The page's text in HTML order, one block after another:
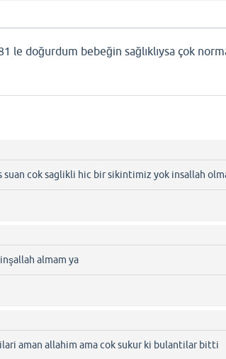
le doğurdum bebeğin sağlıklıysa çok
cok saglikli hic bir sikintimiz yok insallah
almam ya
aman allahim ama cok sukur ki bulantilar bitti